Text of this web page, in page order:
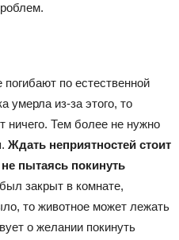
по естественной
умерла из-за этого, то
ничего. Тем более не нужно
Ждать неприятностей стоит
пытаясь покинуть
закрыт в комнате,
то животное может лежать
о желании покинуть